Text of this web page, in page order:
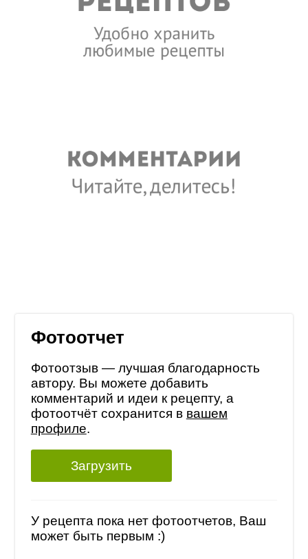
Фотоотчет
Фотоотзыв — лучшая благодарность
автору. Вы можете добавить
комментарий и идеи к рецепту, а
фотоотчёт сохранится в вашем
профиле.
Загрузить
У рецепта пока нет фотоотчетов, Ваш
может быть первым :)